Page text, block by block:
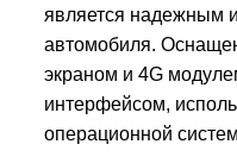
является надежным
автомобиля.
экраном и 4G
интерфейсом,
операционной